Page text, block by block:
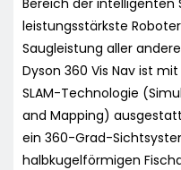
leistungsstärkste
Saugleistung aller
Dyson 360 Vis Nav ist
SLAM-Technologie
and Mapping)
ein 360-Grad-
halbkugelförmigen